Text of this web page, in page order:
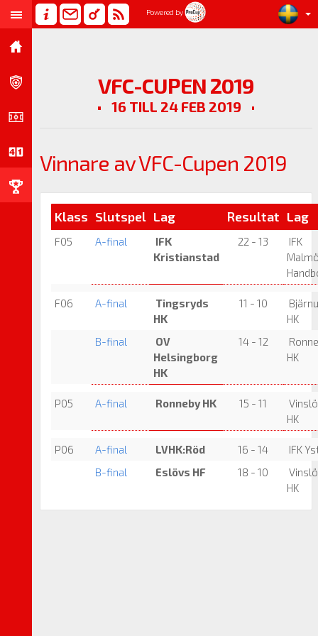
Powered by
VFC-CUPEN 2019
16 TILL 24 FEB 2019
Vinnare av VFC-Cupen 2019
Klass Slutspel Lag Resultat Lag
F05 A-final
IFK
Kristianstad
22 - 13
IFK
F06 A-final
Tingsryds
HK
11 - 10
HK
B-final
OV
Helsingborg
HK
14 - 12
HK
P05 A-final Ronneby HK 15 - 11
HK
P06 A-final LVHK:Röd 16 - 14
IFK
B-final
Eslövs HF 18 - 10
HK